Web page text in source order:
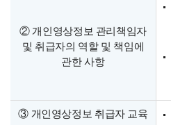
② 개인영상정보 관리책임자
및 취급자의 역할 및 책임에
관한 사항
③ 개인영상정보 취급자 교육